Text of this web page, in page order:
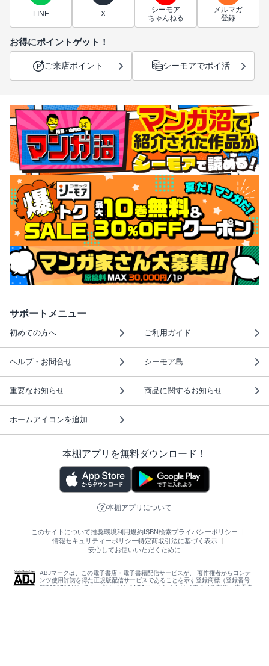
LINE X
シーモア
ちゃんねる
メルマガ
登録
お得にポイントゲット！
ご来店ポイント シーモアでポイ活
サポートメニュー
初めての方へ ご利用ガイド
ヘルプ・お問合せ シーモア島
重要なお知らせ 商品に関するお知らせ
ホームアイコンを追加
本棚アプリを無料ダウンロード！
本棚アプリについて
このサイトについて推奨環境利用規約ISBN検索プライバシーポリシー
情報セキュリティーポリシー特定商取引法に基づく表示
安心してお使いいただくために
ABJマークは、この電子書店・電子書籍配信サービスが、 著作権者からコンテ
ンツ使用許諾を得た正規版配信サービスであることを示す登録商標（登録番号
第6091713号）です。 詳しくは［ABJマーク］または［電子出版制作・流通協